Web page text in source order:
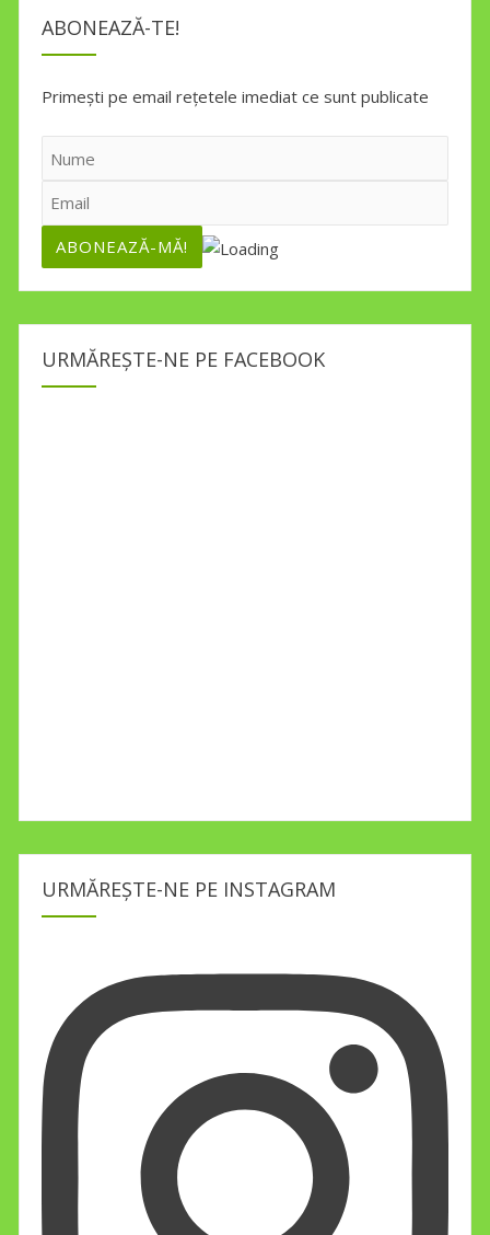
ABONEAZĂ-TE!
Primești pe email rețetele imediat ce sunt publicate
URMĂREȘTE-NE PE FACEBOOK
URMĂREȘTE-NE PE INSTAGRAM